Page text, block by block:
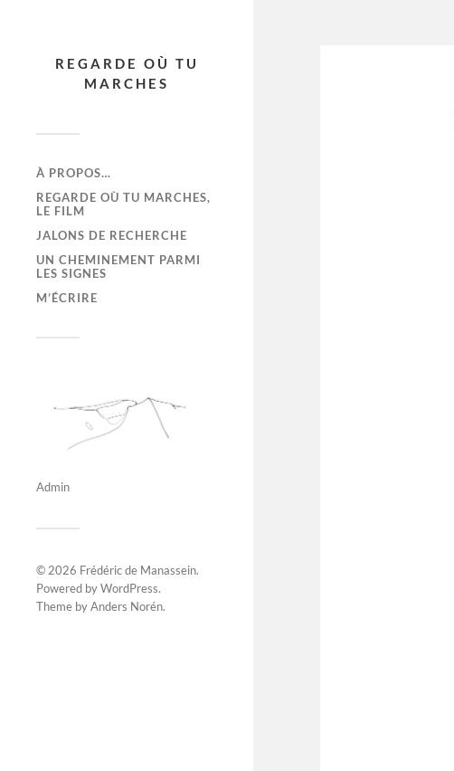
REGARDE OÙ TU
MARCHES
À PROPOS…
REGARDE OÙ TU MARCHES,
LE FILM
JALONS DE RECHERCHE
UN CHEMINEMENT PARMI
LES SIGNES
M’ÉCRIRE
Admin
© 2026 Frédéric de Manassein.
Powered byWordPress.
Theme byAnders Norén.